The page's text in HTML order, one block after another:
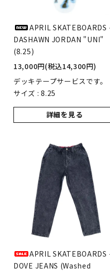
ック)
Growth
(グロース)
APRIL SKATEBOARDS
DASHAWN JORDAN "UNI"
(8.25)
13,000円(税込14,300円)
デッキテープサービスです。
サイズ : 8.25
詳細を見る
APRIL SKATEBOARDS
DOVE JEANS (Washed